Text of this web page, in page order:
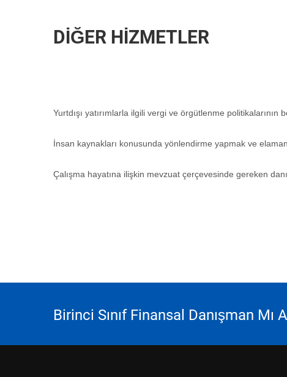
DİĞER HİZMETLER
Yurtdışı yatırımlarla ilgili vergi ve örgütlenme
İnsan kaynakları konusunda yönlendirme yapmak ve
Çalışma hayatına ilişkin mevzuat çerçevesinde gereken
Birinci Sınıf Finansal Danışman Mı